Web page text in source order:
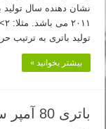
تولید باتری به ترتیب
بیشتر بخوانید »
باتری 80 آمپر ساعت دوو کره جنوبی